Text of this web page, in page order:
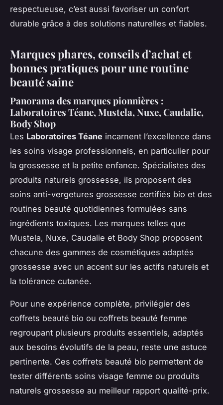
respectueuse, c’est aussi favoriser un confort
durable grâce à des solutions naturelles et fiables.
Marques phares, conseils d’achat et
bonnes pratiques pour une routine
beauté saine
Panorama des marques pionnières :
Laboratoires Téane, Mustela, Nuxe, Caudalie,
Body Shop
Les Laboratoires Téane incarnent l’excellence dans
les soins visage professionnels, en particulier pour
la grossesse et la petite enfance. Spécialistes des
produits naturels grossesse, ils proposent des
soins anti-vergetures grossesse certifiés bio et des
routines beauté quotidiennes formulées sans
ingrédients toxiques. Les marques telles que
Mustela, Nuxe, Caudalie et Body Shop proposent
chacune des gammes de cosmétiques adaptés
grossesse avec un accent sur les actifs naturels et
la tolérance cutanée.
Pour une expérience complète, privilégier des
coffrets beauté bio ou coffrets beauté femme
regroupant plusieurs produits essentiels, adaptés
aux besoins évolutifs de la peau, reste une astuce
pertinente. Ces coffrets beauté bio permettent de
tester différents soins visage femme ou produits
naturels grossesse au meilleur rapport qualité-prix.